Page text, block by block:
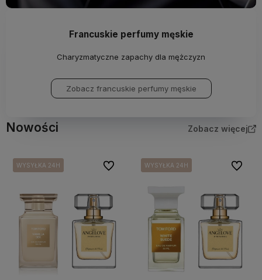
Francuskie perfumy męskie
Charyzmatyczne zapachy dla mężczyzn
Zobacz francuskie perfumy męskie
Nowości Zobacz więcej
WYSYŁKA 24H
WYSYŁKA 24H Do ulubionychWYSYŁKA 24H
WYSYŁKA 24H Do